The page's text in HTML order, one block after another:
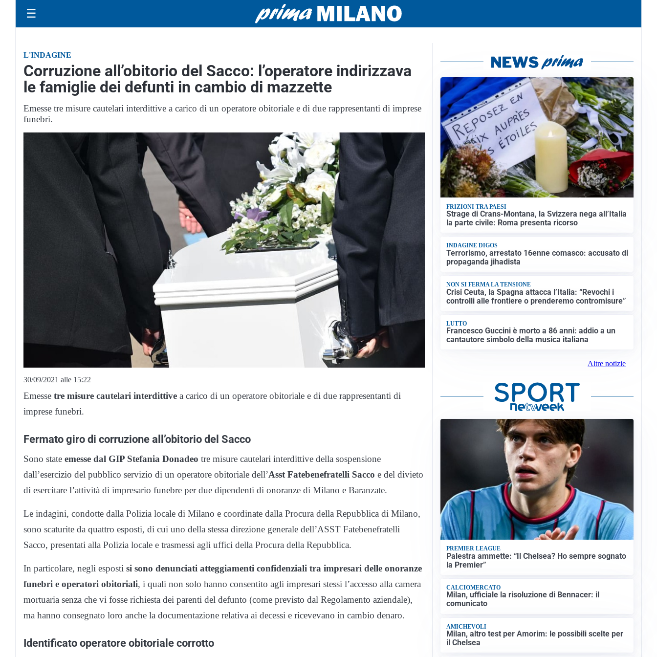
☰
L'INDAGINE
Corruzione all’obitorio del Sacco: l’operatore indirizzava
le famiglie dei defunti in cambio di mazzette
Emesse tre misure cautelari interdittive a carico di un operatore obitoriale e di due rappresentanti di imprese
funebri.
30/09/2021 alle 15:22
Emesse tre misure cautelari interdittive a carico di un operatore obitoriale e di due rappresentanti di
imprese funebri.
Fermato giro di corruzione all’obitorio del Sacco
Sono state emesse dal GIP Stefania Donadeo tre misure cautelari interdittive della sospensione
dall’esercizio del pubblico servizio di un operatore obitoriale dell’Asst Fatebenefratelli Sacco e del divieto
di esercitare l’attività di impresario funebre per due dipendenti di onoranze di Milano e Baranzate.
Le indagini, condotte dalla Polizia locale di Milano e coordinate dalla Procura della Repubblica di Milano,
sono scaturite da quattro esposti, di cui uno della stessa direzione generale dell’ASST Fatebenefratelli
Sacco, presentati alla Polizia locale e trasmessi agli uffici della Procura della Repubblica.
In particolare, negli esposti si sono denunciati atteggiamenti confidenziali tra impresari delle onoranze
funebri e operatori obitoriali, i quali non solo hanno consentito agli impresari stessi l’accesso alla camera
mortuaria senza che vi fosse richiesta dei parenti del defunto (come previsto dal Regolamento aziendale),
ma hanno consegnato loro anche la documentazione relativa ai decessi e ricevevano in cambio denaro.
Identificato operatore obitoriale corrotto
FRIZIONI TRA PAESI
Strage di Crans-Montana, la Svizzera nega all’Italia
la parte civile: Roma presenta ricorso
INDAGINE DIGOS
Terrorismo, arrestato 16enne comasco: accusato di
propaganda jihadista
NON SI FERMA LA TENSIONE
Crisi Ceuta, la Spagna attacca l’Italia: “Revochi i
controlli alle frontiere o prenderemo contromisure”
LUTTO
Francesco Guccini è morto a 86 anni: addio a un
cantautore simbolo della musica italiana
Altre notizie
PREMIER LEAGUE
Palestra ammette: “Il Chelsea? Ho sempre sognato
la Premier”
CALCIOMERCATO
Milan, ufficiale la risoluzione di Bennacer: il
comunicato
AMICHEVOLI
Milan, altro test per Amorim: le possibili scelte per
il Chelsea